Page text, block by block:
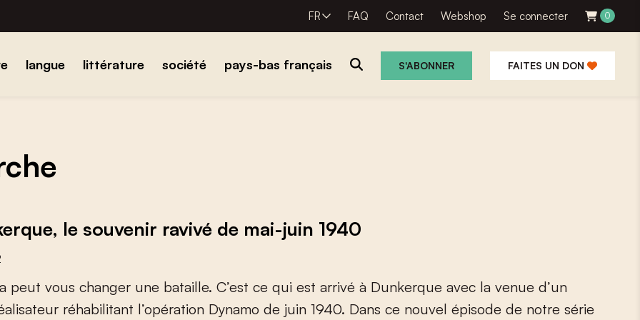
FR FAQ Contact Webshop Se connecter 0
langue littérature société pays-bas français S'ABONNER FAITES UN DON
le souvenir ravivé de mai-juin 1940
peut vous changer une bataille. C’est ce qui est arrivé à Dunkerque avec la venue d’un
alisateur réhabilitant l’opération Dynamo de juin 1940. Dans ce nouvel épisode de notre série